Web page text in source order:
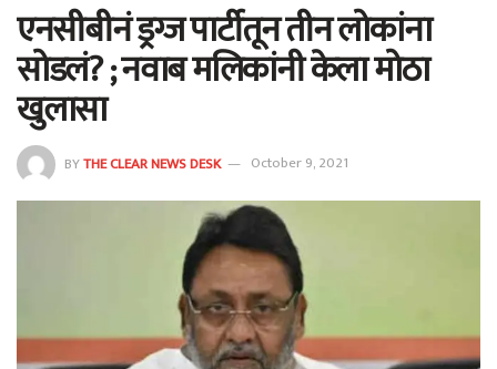
एनसीबीनं ड्रग्ज पार्टीतून तीन लोकांना
सोडलं? ; नवाब मलिकांनी केला मोठा
खुलासा
BYTHE CLEAR NEWS DESK October 9, 2021